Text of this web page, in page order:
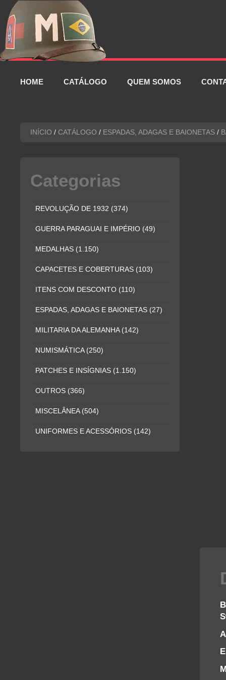
Pular
para
conteúdo
HOME CATÁLOGO QUEM SOMOS
INÍCIO / CATÁLOGO / ESPADAS, ADAGAS E BAIONETAS /
Categorias
REVOLUÇÃO DE 1932 (374)
GUERRA PARAGUAI E IMPÉRIO (49)
MEDALHAS (1.150)
CAPACETES E COBERTURAS (103)
ITENS COM DESCONTO (110)
ESPADAS, ADAGAS E BAIONETAS (27)
MILITARIA DA ALEMANHA (142)
NUMISMÁTICA (250)
PATCHES E INSÍGNIAS (1.150)
OUTROS (366)
MISCELÂNEA (504)
UNIFORMES E ACESSÓRIOS (142)